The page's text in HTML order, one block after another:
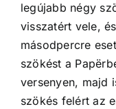
legújabb négy
visszatért vele,
másodpercre
szökést a
versenyen, majd
szökés felért az